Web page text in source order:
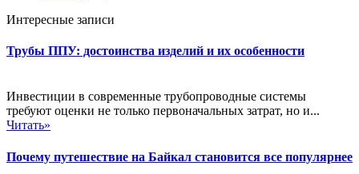
Интересные записи
Трубы ППУ: достоинства изделий и их особенности
Инвестиции в современные трубопроводные системы
требуют оценки не только первоначальных затрат, но и...
Читать»
Почему путешествие на Байкал становится все популярнее